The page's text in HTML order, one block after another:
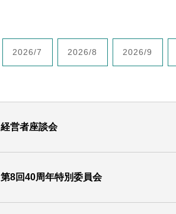
2026/7 2026/8 2026/9
経営者座談会
第8回40周年特別委員会